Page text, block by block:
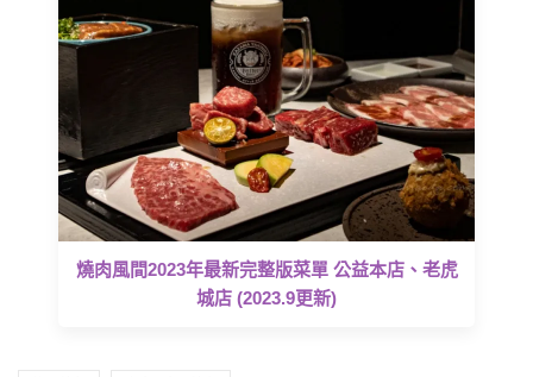
燒肉風間2023年最新完整版菜單 公益本店、老虎
城店 (2023.9更新)